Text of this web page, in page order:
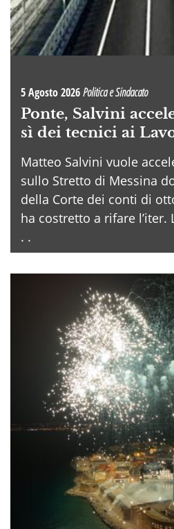
5 Agosto 2026Politica e Sindacato
Ponte, Salvini
sì dei tecnici ai
Matteo Salvini vuole
sullo Stretto di Messina
della Corte dei conti di
ha costretto a rifare l’iter.
. .